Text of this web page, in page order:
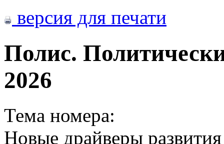
версия для печати
Полис.
2026
Тема номера:
Новые драйверы